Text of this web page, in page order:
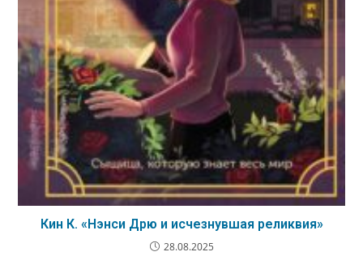
Кин К. «Нэнси Дрю и исчезнувшая реликвия»
28.08.2025